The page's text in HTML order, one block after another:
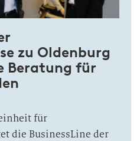
zu Oldenburg
Beratung für
für
die BusinessLine der